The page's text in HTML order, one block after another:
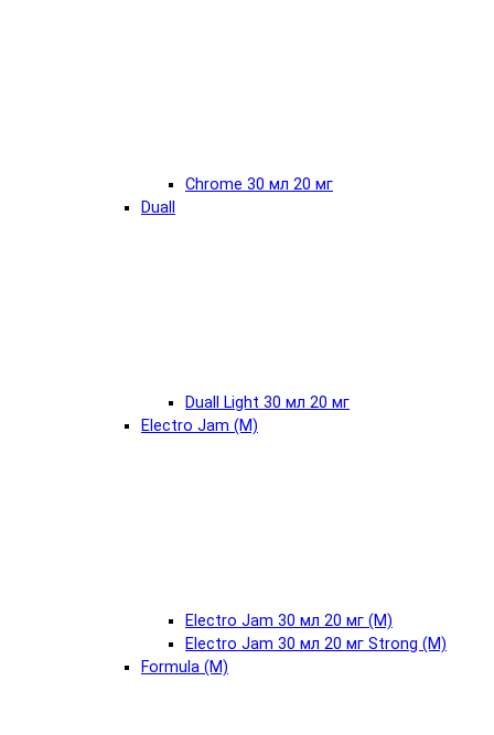
Chrome 30 мл 20 мг
Duall
Duall Light 30 мл 20 мг
Electro Jam (М)
Electro Jam 30 мл 20 мг (М)
Electro Jam 30 мл 20 мг Strong (М)
Formula (М)